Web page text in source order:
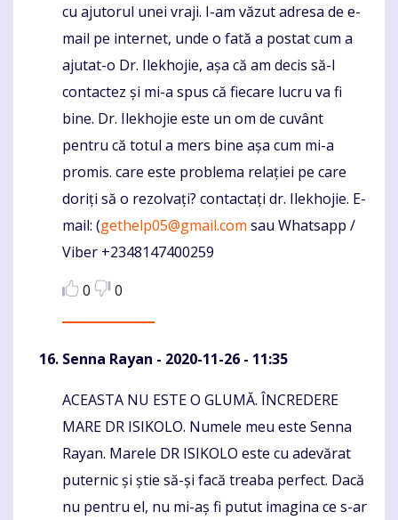
cu ajutorul unei vraji. I-am văzut adresa de e-
mail pe internet, unde o fată a postat cum a
ajutat-o Dr. Ilekhojie, așa că am decis să-l
contactez și mi-a spus că fiecare lucru va fi
bine. Dr. Ilekhojie este un om de cuvânt
pentru că totul a mers bine așa cum mi-a
promis. care este problema relației pe care
doriți să o rezolvați? contactați dr. Ilekhojie. E-
mail: (gethelp05@gmail.com sau Whatsapp /
Viber +2348147400259
0
0
Senna Rayan - 2020-11-26 - 11:35
Komentaras
ACEASTA NU ESTE O GLUMĂ. ÎNCREDERE
MARE DR ISIKOLO. Numele meu este Senna
Rayan. Marele DR ISIKOLO este cu adevărat
puternic și știe să-și facă treaba perfect. Dacă
nu pentru el, nu mi-aș fi putut imagina ce s-ar